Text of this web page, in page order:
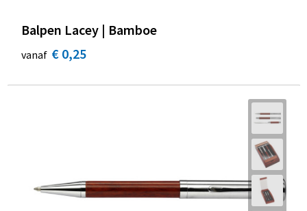
Balpen Lacey | Bamboe
vanaf € 0,25